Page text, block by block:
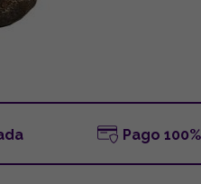
Pago